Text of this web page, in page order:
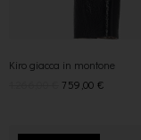
Kiro giacca in montone
759,00€